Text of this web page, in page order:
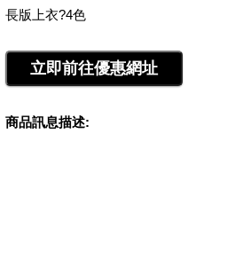
長版上衣?4色
商品訊息描述: